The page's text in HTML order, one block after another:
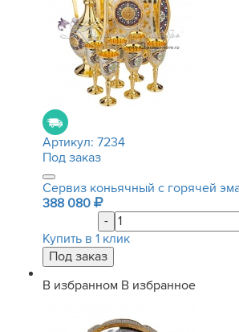
Артикул: 7234
Под заказ
Сервиз коньячный с горячей
388 080
-
Купить в 1 клик
В избранном В избранное